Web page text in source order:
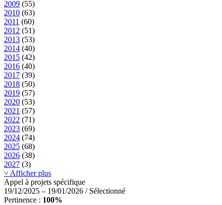
2009 (55)
2010 (63)
2011 (60)
2012 (51)
2013 (53)
2014 (40)
2015 (42)
2016 (40)
2017 (39)
2018 (50)
2019 (57)
2020 (53)
2021 (57)
2022 (71)
2023 (69)
2024 (74)
2025 (68)
2026 (38)
2027 (3)
˅ Afficher plus
Appel à projets spécifique
19/12/2025 – 19/01/2026 / Sélectionné
Pertinence : 100%